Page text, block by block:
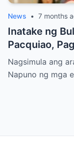
News • 7 months
Inatake ng
Pacquiao,
Malaman
Nagsimula ang
Napuno ng mga